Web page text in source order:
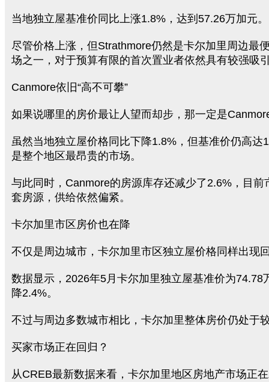
当地独立屋基准价同比上涨1.8%，达到57.26万加元。
尽管价格上涨，但Strathmore仍然是卡尔加里周边最
场之一，对于预算有限的首次置业者依然具有较强吸
Canmore依旧“高不可攀”
如果说哪里的房价最让人望而却步，那一定是
虽然当地独立屋价格同比下降1.8%，但基准价仍高达
是整个地区最昂贵的市场。
与此同时，Canmore的房源库存还减少了2.6%，目前
套房源，供给依然偏紧。
卡尔加里市区房价也在降
不仅是周边城市，卡尔加里市区独立屋价格同样出现
数据显示，2026年5月卡尔加里独立屋基准价为74.78
降2.4%。
不过与周边多数城市相比，卡尔加里整体房价仍处于
买家市场正在回归？
从CREB最新数据来看，卡尔加里地区房地产市场正